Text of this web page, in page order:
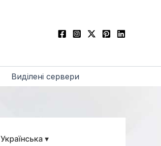
Виділені сервери
Українська ▾